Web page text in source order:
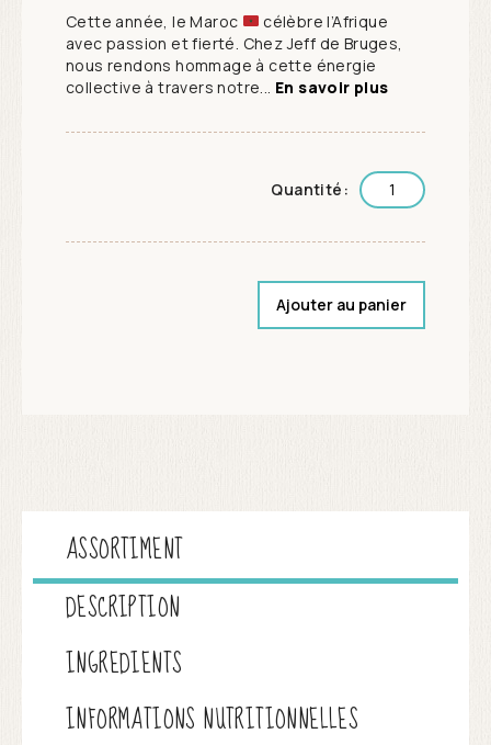
Cette année, le Maroc
célèbre l’Afrique
avec passion et fierté. Chez Jeff de Bruges,
nous rendons hommage à cette énergie
collective à travers notre... En savoir plus
Quantité:
Ajouter au panier
ASSORTIMENT
DESCRIPTION
INGREDIENTS
INFORMATIONS NUTRITIONNELLES